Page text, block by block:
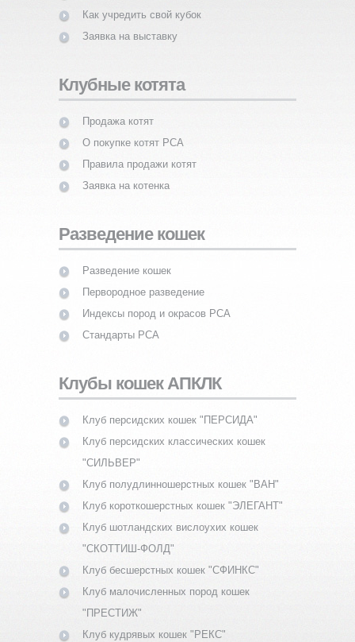
Как учредить свой кубок
Заявка на выставку
Клубные котята
Продажа котят
О покупке котят PCA
Правила продажи котят
Заявка на котенка
Разведение кошек
Разведение кошек
Первородное разведение
Индексы пород и окрасов PCA
Стандарты PCA
Клубы кошек АПКЛК
Клуб персидских кошек "ПЕРСИДА"
Клуб персидских классических кошек
"СИЛЬВЕР"
Клуб полудлинношерстных кошек "ВАН"
Клуб короткошерстных кошек "ЭЛЕГАНТ"
Клуб шотландских вислоухих кошек
"СКОТТИШ-ФОЛД"
Клуб бесшерстных кошек "СФИНКС"
Клуб малочисленных пород кошек
"ПРЕСТИЖ"
Клуб кудрявых кошек "РЕКС"